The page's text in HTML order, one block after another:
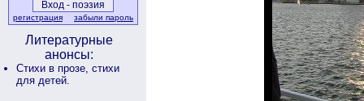
регистрация забыли пароль
Литературные
анонсы:
Стихи в прозе, стихи
для детей.